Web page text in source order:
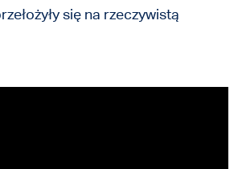
się na rzeczywistą